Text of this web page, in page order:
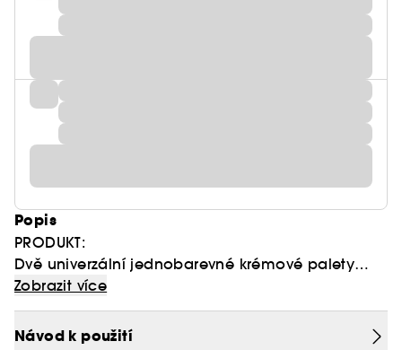
Popis
PRODUKT:
Dvě univerzální jednobarevné krémové palety
složené z inovativních a mimořádně
pigmentovaných metalických, mramorovaných a
krémových pudrových očních stínů, které se
Zobrazit více
Návod k použití